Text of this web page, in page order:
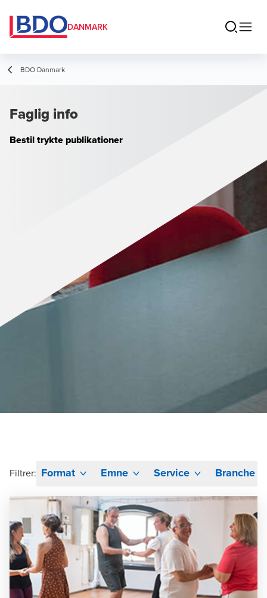
DANMARK
BDO Danmark
Faglig info
Bestil trykte publikationer
Filtrer: Format Emne Service Branche